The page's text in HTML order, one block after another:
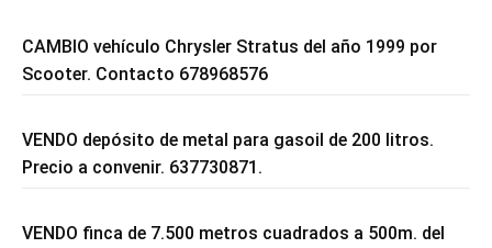
CAMBIO vehículo Chrysler Stratus del año 1999 por
Scooter. Contacto 678968576
VENDO depósito de metal para gasoil de 200 litros.
Precio a convenir. 637730871.
VENDO finca de 7.500 metros cuadrados a 500m. del